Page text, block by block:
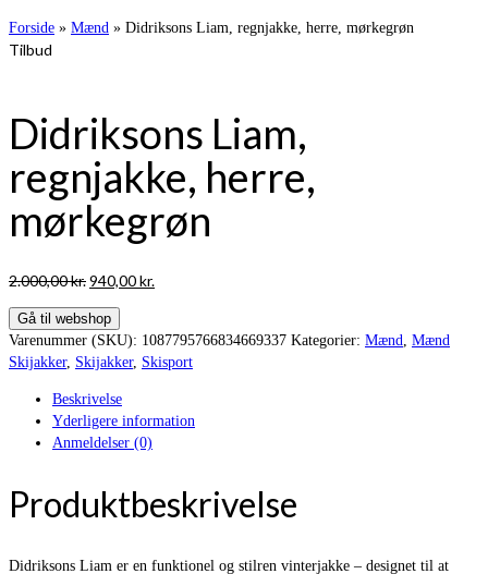
Forside » Mænd » Didriksons Liam, regnjakke, herre, mørkegrøn
Tilbud
Didriksons Liam,
regnjakke, herre,
mørkegrøn
2.000,00kr.Den
pris
var:
2.000,00 kr..
940,00kr.
er:
940,00 kr..
Gå til webshop
Varenummer (SKU): 1087795766834669337 Kategorier: Mænd
Mænd
Skijakker, Skijakker, Skisport
Beskrivelse
Yderligere information
Anmeldelser (0)
Produktbeskrivelse
Didriksons Liam er en funktionel og stilren vinterjakke – designet til at